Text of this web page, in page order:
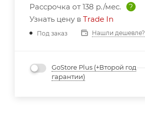
Рассрочка от 138 р./мес.
?
Узнать цену в Trade In
Под заказ Нашли дешевле?
GoStore Plus (+Второй год
гарантии)